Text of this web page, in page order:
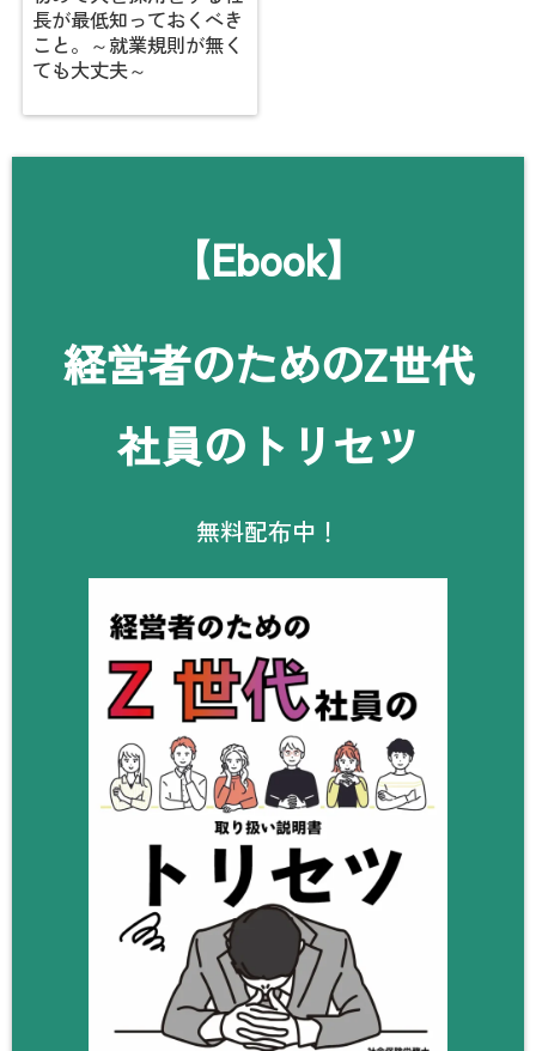
長が最低知っておくべき
こと。～就業規則が無く
ても大丈夫～
【Ebook】
経営者のためのZ世代
社員のトリセツ
無料配布中！